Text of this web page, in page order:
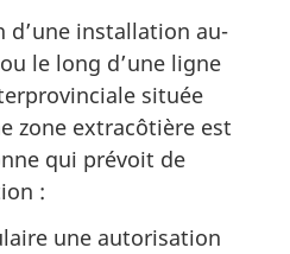
d’une installation au-
le long d’une ligne
située
zone extracôtière est
qui prévoit de
:
une autorisation